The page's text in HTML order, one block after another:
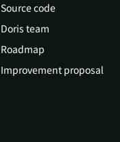
Source code
Doris team
Roadmap
Improvement proposal